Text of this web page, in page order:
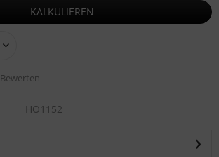
KALKULIEREN
Bewerten
HO1152